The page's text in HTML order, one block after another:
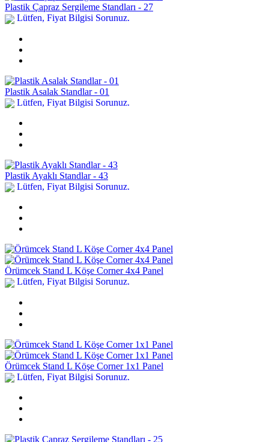
Plastik Çapraz Sergileme Standları - 27
Lütfen, Fiyat Bilgisi Sorunuz.
Plastik Asalak Standlar - 01
Lütfen, Fiyat Bilgisi Sorunuz.
Plastik Ayaklı Standlar - 43
Lütfen, Fiyat Bilgisi Sorunuz.
Örümcek Stand L Köşe Corner 4x4 Panel
Lütfen, Fiyat Bilgisi Sorunuz.
Örümcek Stand L Köşe Corner 1x1 Panel
Lütfen, Fiyat Bilgisi Sorunuz.